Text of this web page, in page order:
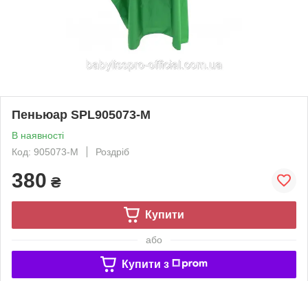
Пеньюар SPL905073-M
В наявності
Код: 905073-M
Роздріб
380 ₴
Купити
або
Купити з